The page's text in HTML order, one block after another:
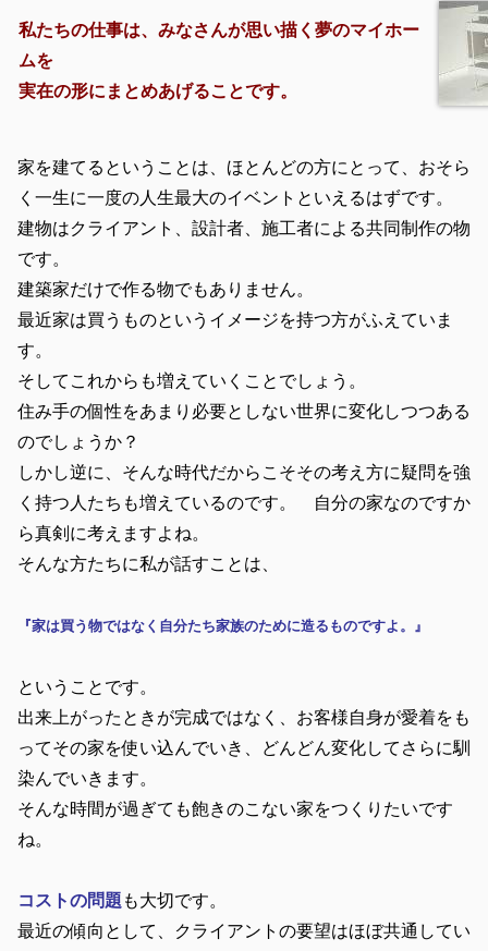
私たちの仕事は、みなさんが思い描く夢のマイホー
ムを
実在の形にまとめあげることです。
家を建てるということは、ほとんどの方にとって、おそら
く一生に一度の人生最大のイベントといえるはずです。
建物はクライアント、設計者、施工者による共同制作の物
です。
建築家だけで作る物でもありません。
最近家は買うものというイメージを持つ方がふえていま
す。
そしてこれからも増えていくことでしょう。
住み手の個性をあまり必要としない世界に変化しつつある
のでしょうか？
しかし逆に、そんな時代だからこそその考え方に疑問を強
く持つ人たちも増えているのです。 自分の家なのですか
ら真剣に考えますよね。
そんな方たちに私が話すことは、
『家は買う物ではなく自分たち家族のために造るものですよ。』
ということです。
出来上がったときが完成ではなく、お客様自身が愛着をも
ってその家を使い込んでいき、どんどん変化してさらに馴
染んでいきます。
そんな時間が過ぎても飽きのこない家をつくりたいです
ね。
コストの問題 も大切です。
最近の傾向として、クライアントの要望はほぼ共通してい